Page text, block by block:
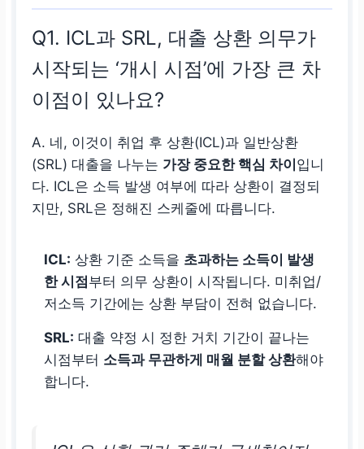
Q1. ICL과 SRL, 대출 상환 의무가
시작되는 ‘개시 시점’에 가장 큰 차
이점이 있나요?
A. 네, 이것이 취업 후 상환(ICL)과 일반상환
(SRL) 대출을 나누는 가장 중요한 핵심 차이 입니
다. ICL은 소득 발생 여부에 따라 상환이 결정되
지만, SRL은 정해진 스케줄에 따릅니다.
ICL: 상환 기준 소득을 초과하는 소득이 발생
한 시점부터 의무 상환이 시작됩니다. 미취업/
저소득 기간에는 상환 부담이 전혀 없습니다.
SRL: 대출 약정 시 정한 거치 기간이 끝나는
시점부터 소득과 무관하게 매월 분할 상환해야
합니다.